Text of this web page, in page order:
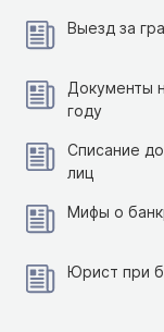
Выезд за
Документы
году
Списание
лиц
Мифы о
Юрист при